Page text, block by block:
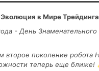
Эволюция в Мире
- День
второе поколение робота
теперь еще ближе!